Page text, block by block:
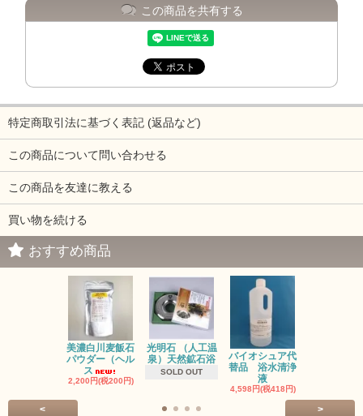
この商品を共有する
特定商取引法に基づく表記 (返品など)
この商品について問い合わせる
この商品を友達に教える
買い物を続ける
おすすめ商品
美濃白川麦飯石
パウダー（ヘル
ス
2,200円(税200円)
光明石 （人工温
泉）天然鉱石浴
SOLD OUT
バイオシュア代
替品 浴水清浄
液
4,598円(税418円)
< >